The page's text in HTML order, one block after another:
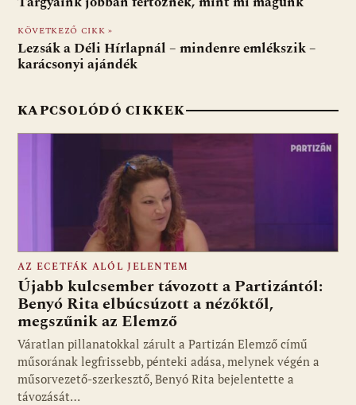
o
o
k
A
p
p
g
KÖVETKEZŐ CIKK »
Lezsák a Déli Hírlapnál – mindenre emlékszik –
karácsonyi ajándék
KAPCSOLÓDÓ CIKKEK
Fotó: media1.hu
AZ ECETFÁK ALÓL JELENTEM
Újabb kulcsember távozott a Partizántól:
Benyó Rita elbúcsúzott a nézőktől,
megszűnik az Elemző
Váratlan pillanatokkal zárult a Partizán Elemző című
műsorának legfrissebb, pénteki adása, melynek végén a
műsorvezető-szerkesztő, Benyó Rita bejelentette a
távozását…